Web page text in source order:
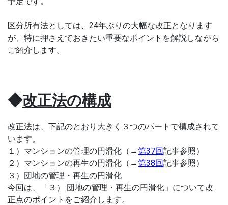
区分所有法としては、24年ぶりの大幅な改正となります
が、特に押さえておきたい重要なポイントを解説しながら
ご紹介します。
◆改正法の構成
改正法は、下記のとおり大きく３つのパートで構成されて
います。
１）マンションの管理の円滑化（→第37回記事参照）
２）マンションの再生の円滑化（→第38回記事参照）
３）団地の管理・再生の円滑化
今回は、「３） 団地の管理・再生の円滑化」について改
正点のポイントをご紹介します。